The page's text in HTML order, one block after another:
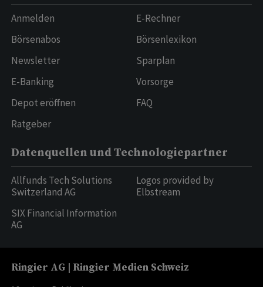
Anmelden
Börsenabos
Newsletter
E-Banking
Depot eröffnen
Ratgeber
E-Rechner
Börsenlexikon
Sparplan
Vorsorge
FAQ
Datenquellen und Technologiepartner
Allfunds Tech Solutions
Switzerland AG
SIX Financial Information
AG
Logos provided by
Elbstream
Ringier AG | Ringier Medien Schweiz